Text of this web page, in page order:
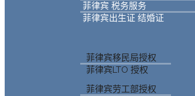
菲律宾 税务服务
菲律宾出生证 结婚证
菲律宾移民局授权
菲律宾LTO 授权
菲律宾劳工部授权